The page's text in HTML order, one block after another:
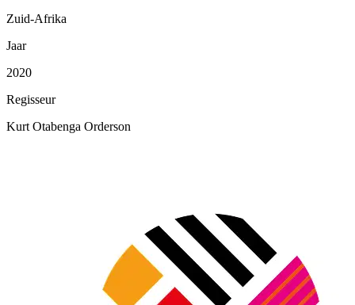
Zuid-Afrika
Jaar
2020
Regisseur
Kurt Otabenga Orderson